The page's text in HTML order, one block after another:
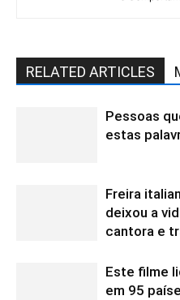
RELATED ARTICLES
Pessoas
estas
Freira
deixou a
cantora e
Este filme
em 95